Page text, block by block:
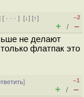
[ · · ·][↓] [↑]
–2
+ / –
не делают
флатпак это
]
–1
+ / –